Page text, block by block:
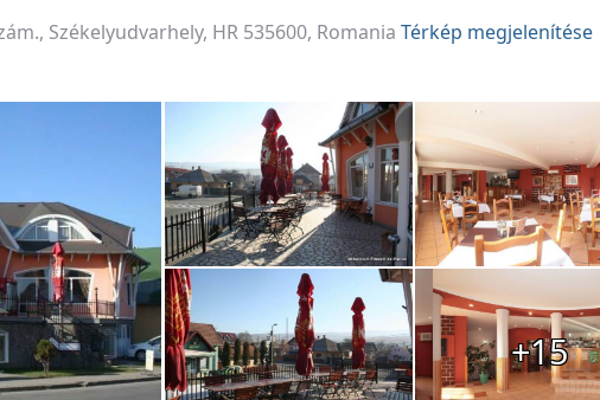
Székelyudvarhely, HR 535600, Romania Térkép megjelenítése
+15